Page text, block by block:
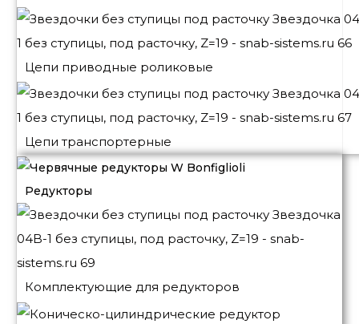
Цепи приводные роликовые
Цепи транспортерные
Редукторы
Комплектующие для редукторов